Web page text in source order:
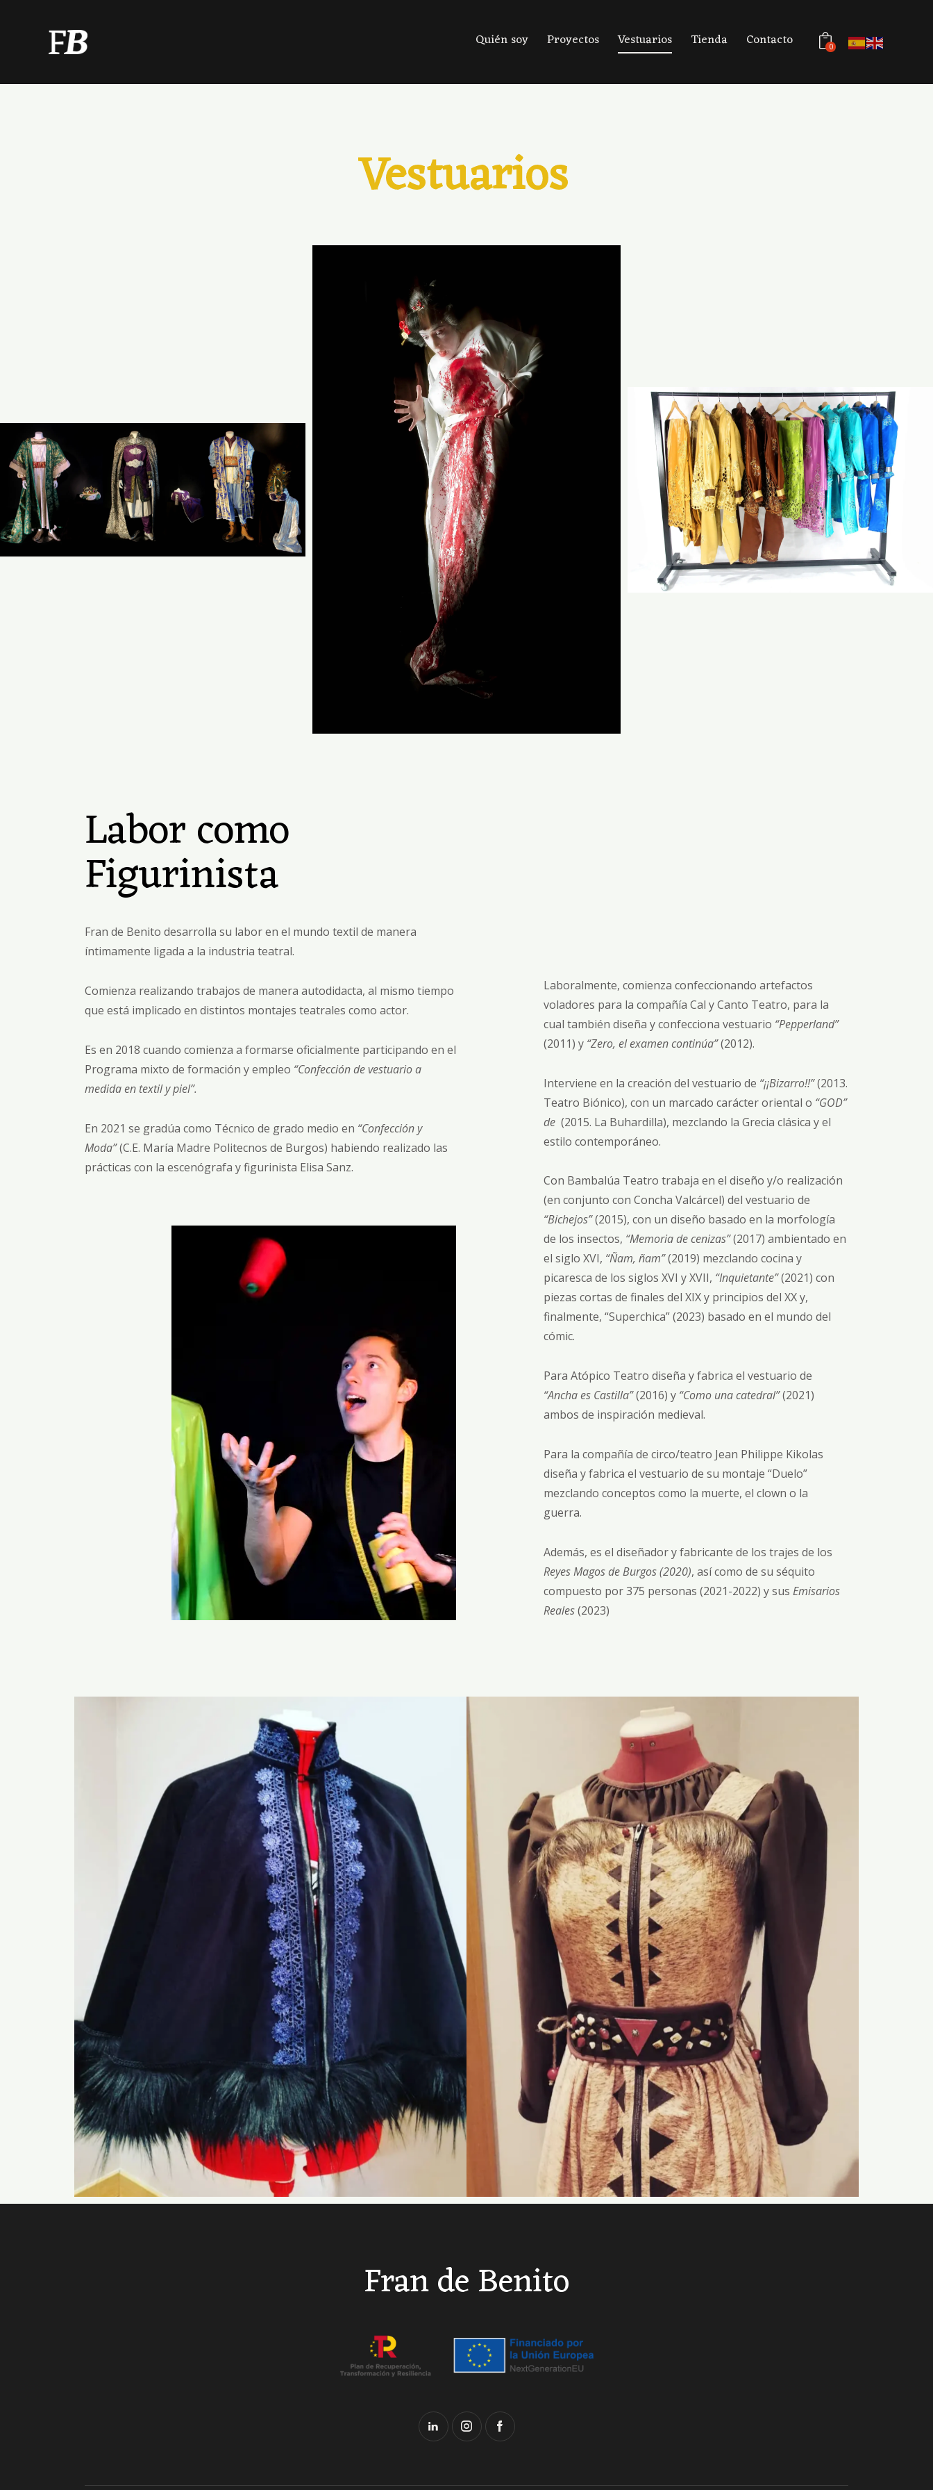
Quién soy Proyectos Vestuarios Tienda Contacto 0
Vestuarios
Labor como
Figurinista
Fran de Benito desarrolla su labor en el mundo textil de manera
íntimamente ligada a la industria teatral.
Comienza realizando trabajos de manera autodidacta, al mismo tiempo
que está implicado en distintos montajes teatrales como actor.
Es en 2018 cuando comienza a formarse oficialmente participando en el
Programa mixto de formación y empleo “Confección de vestuario a
medida en textil y piel”.
En 2021 se gradúa como Técnico de grado medio en “Confección y
Moda”(C.E. María Madre Politecnos de Burgos) habiendo realizado las
prácticas con la escenógrafa y figurinista Elisa Sanz.
Laboralmente, comienza confeccionando artefactos
voladores para la compañía Cal y Canto Teatro, para la
cual también diseña y confecciona vestuario “Pepperland”
(2011) y “Zero, el examen continúa”(2012).
Interviene en la creación del vestuario de “¡¡Bizarro!!”(2013.
Teatro Biónico), con un marcado carácter oriental o “GOD”
de (2015. La Buhardilla), mezclando la Grecia clásica y el
estilo contemporáneo.
Con Bambalúa Teatro trabaja en el diseño y/o realización
(en conjunto con Concha Valcárcel) del vestuario de
“Bichejos”(2015), con un diseño basado en la morfología
de los insectos, “Memoria de cenizas”(2017) ambientado en
el siglo XVI, “Ñam, ñam”(2019) mezclando cocina y
picaresca de los siglos XVI y XVII, “Inquietante”(2021) con
piezas cortas de finales del XIX y principios del XX y,
finalmente, “Superchica” (2023) basado en el mundo del
cómic.
Para Atópico Teatro diseña y fabrica el vestuario de
“Ancha es Castilla”(2016) y “Como una catedral”(2021)
ambos de inspiración medieval.
Para la compañía de circo/teatro Jean Philippe Kikolas
diseña y fabrica el vestuario de su montaje “Duelo”
mezclando conceptos como la muerte, el clown o la
guerra.
Además, es el diseñador y fabricante de los trajes de los
Reyes Magos de Burgos (2020), así como de su séquito
compuesto por 375 personas (2021-2022) y susEmisarios
Reales(2023)
Fran de Benito